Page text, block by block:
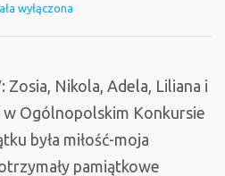
wyłączona
Zosia, Nikola, Adela, Liliana i
w Ogólnopolskim Konkursie
była miłość-moja
pamiątkowe